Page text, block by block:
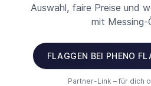
Auswahl, faire Preise und
mit Messing-
FLAGGEN BEI PHENO
Partner-Link – für dich